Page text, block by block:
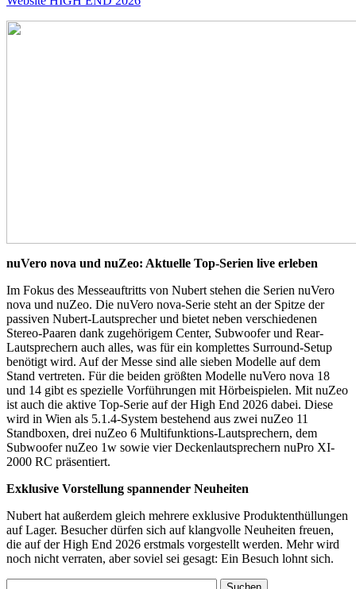
nuVero nova und nuZeo: Aktuelle Top-Serien live erleben
Im Fokus des Messeauftritts von Nubert stehen die Serien nuVero
nova und nuZeo. Die nuVero nova-Serie steht an der Spitze der
passiven Nubert-Lautsprecher und bietet neben verschiedenen
Stereo-Paaren dank zugehörigem Center, Subwoofer und Rear-
Lautsprechern auch alles, was für ein komplettes Surround-Setup
benötigt wird. Auf der Messe sind alle sieben Modelle auf dem
Stand vertreten. Für die beiden größten Modelle nuVero nova 18
und 14 gibt es spezielle Vorführungen mit Hörbeispielen. Mit nuZeo
ist auch die aktive Top-Serie auf der High End 2026 dabei. Diese
wird in Wien als 5.1.4-System bestehend aus zwei nuZeo 11
Standboxen, drei nuZeo 6 Multifunktions-Lautsprechern, dem
Subwoofer nuZeo 1w sowie vier Deckenlautsprechern nuPro XI-
2000 RC präsentiert.
Exklusive Vorstellung spannender Neuheiten
Nubert hat außerdem gleich mehrere exklusive Produktenthüllungen
auf Lager. Besucher dürfen sich auf klangvolle Neuheiten freuen,
die auf der High End 2026 erstmals vorgestellt werden. Mehr wird
noch nicht verraten, aber soviel sei gesagt: Ein Besuch lohnt sich.